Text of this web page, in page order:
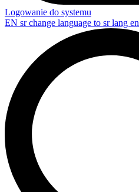
Logowanie do systemu
EN sr change language to sr lang en